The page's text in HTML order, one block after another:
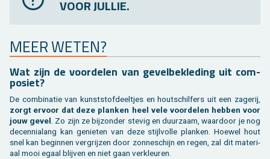
VOOR JULLIE.
MEER WETEN?
Wat zijn de voor­de­len van ge­vel­be­kle­ding uit com­
po­siet?
De com­bi­na­tie van kunst­stof­deel­tjes en hout­schil­fers uit een za­ge­rij,
zorgt er­voor dat deze plan­ken heel vele voor­de­len heb­ben voor
jouw gevel. Zo zijn ze bij­zon­der ste­vig en duur­zaam, waar­door je nog
de­cen­nia­lang kan ge­nie­ten van deze stijl­vol­le plan­ken. Hoe­wel hout
snel kan be­gin­nen ver­grij­zen door zon­ne­schijn en regen, zal dit ma­te­ri­
aal mooi egaal blij­ven en niet gaan ver­kleu­ren.